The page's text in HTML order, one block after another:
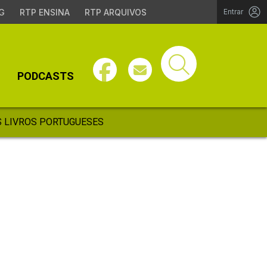
RTP ENSINA RTP ARQUIVOS Entrar
PODCASTS
LIVROS PORTUGUESES